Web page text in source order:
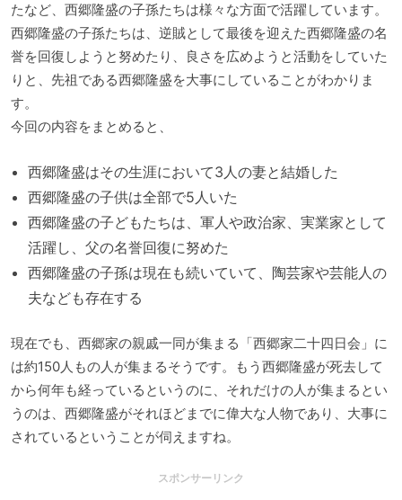
たなど、西郷隆盛の子孫たちは様々な方面で活躍しています。
西郷隆盛の子孫たちは、逆賊として最後を迎えた西郷隆盛の名
誉を回復しようと努めたり、良さを広めようと活動をしていた
りと、先祖である西郷隆盛を大事にしていることがわかりま
す。
今回の内容をまとめると、
西郷隆盛はその生涯において3人の妻と結婚した
西郷隆盛の子供は全部で5人いた
西郷隆盛の子どもたちは、軍人や政治家、実業家として
活躍し、父の名誉回復に努めた
西郷隆盛の子孫は現在も続いていて、陶芸家や芸能人の
夫なども存在する
現在でも、西郷家の親戚一同が集まる「西郷家二十四日会」に
は約150人もの人が集まるそうです。もう西郷隆盛が死去して
から何年も経っているというのに、それだけの人が集まるとい
うのは、西郷隆盛がそれほどまでに偉大な人物であり、大事に
されているということが伺えますね。
スポンサーリンク